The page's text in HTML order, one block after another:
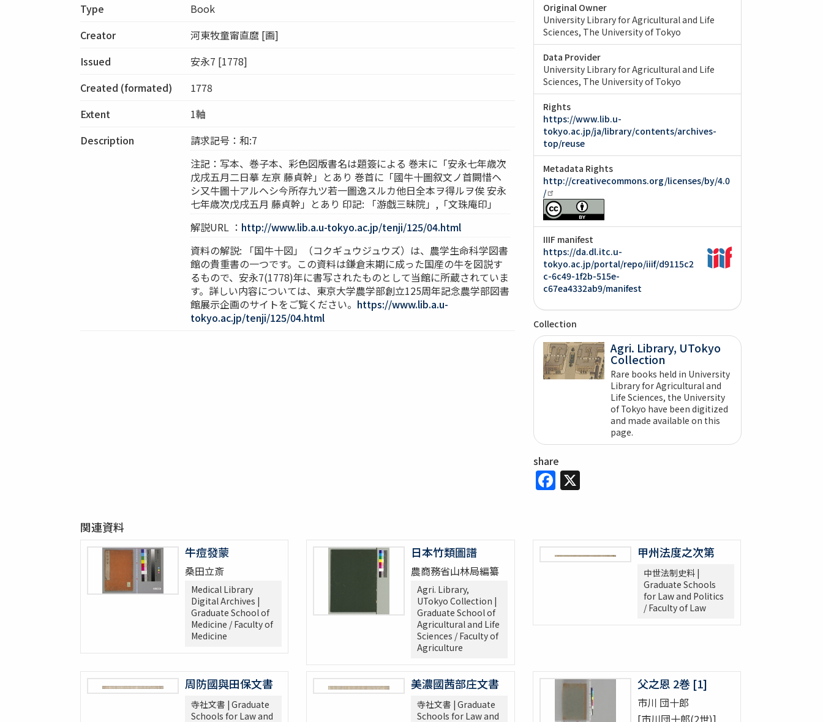
Type
Book
Creator
河東牧童甯直麿 [画]
Issued
安永7 [1778]
Created (formated)
1778
Extent
1軸
Description
請求記号：和:7
注記：写本、巻子本、彩色図版書名は題簽による 巻末に「安永七年歳次
戊戌五月二日摹 左亰 藤貞幹」とあり 巻首に「國牛十圖叙文ノ首闕惜ヘ
シ又牛圖十アルヘシ今所存九ツ若一圖逸スルカ他日全本ヲ得ルヲ俟 安永
七年歳次戊戌五月 藤貞幹」とあり 印記: 「游戯三昧院」,「文珠庵印」
解説URL ： http://www.lib.a.u-tokyo.ac.jp/tenji/125/04.html
資料の解説: 「国牛十図」（コクギュウジュウズ）は、農学生命科学図書
館の貴重書の一つです。この資料は鎌倉末期に成った国産の牛を図説す
るもので、安永7(1778)年に書写されたものとして当館に所蔵されていま
す。詳しい内容については、東京大学農学部創立125周年記念農学部図書
館展示企画のサイトをご覧ください。 https://www.lib.a.u-
tokyo.ac.jp/tenji/125/04.html
Original Owner
University Library for Agricultural and Life
Sciences, The University of Tokyo
Data Provider
University Library for Agricultural and Life
Sciences, The University of Tokyo
Rights
https://www.lib.u-
tokyo.ac.jp/ja/library/contents/archives-
top/reuse
Metadata Rights
http://creativecommons.org/licenses/by/4.0
/
IIIF manifest
https://da.dl.itc.u-
tokyo.ac.jp/portal/repo/iiif/d9115c2
c-6c49-1f2b-515e-
c67ea4332ab9/manifest
Collection
Agri. Library, UTokyo
Collection
Rare books held in University
Library for Agricultural and
Life Sciences, the University
of Tokyo have been digitized
and made available on this
page.
share
Facebook
X
関連資料
牛痘發蒙
桑田立斎
Medical Library
Digital Archives |
Graduate School of
Medicine / Faculty of
Medicine
日本竹類圖譜
農商務省山林局編纂
Agri. Library,
UTokyo Collection |
Graduate School of
Agricultural and Life
Sciences / Faculty of
Agriculture
甲州法度之次第
中世法制史料 |
Graduate Schools
for Law and Politics
/ Faculty of Law
周防國與田保文書
寺社文書 | Graduate
Schools for Law and
美濃國茜部庄文書
寺社文書 | Graduate
Schools for Law and
父之恩 2巻 [1]
市川 団十郎
[市川団十郎(2世)]